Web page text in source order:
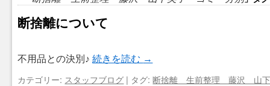
続、借
地、生前
整理
断捨離について
不用品との決別♪続きを読む →
カテゴリー: スタッフブログ | タグ: 断捨離 生前整理 藤沢 山